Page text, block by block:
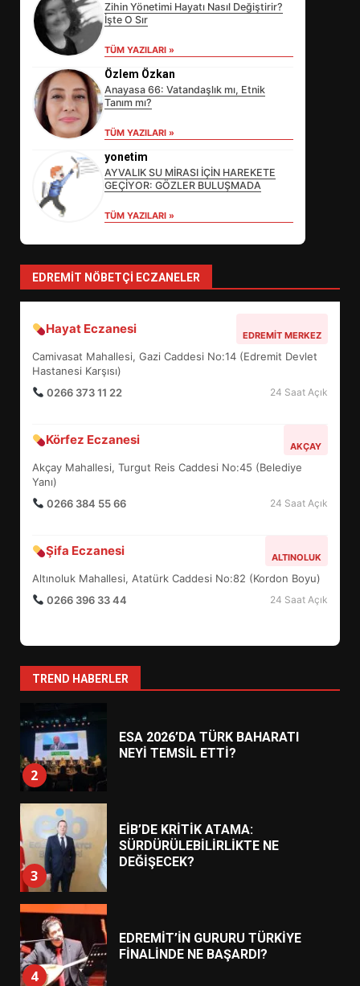
Zihin Yönetimi Hayatı Nasıl Değiştirir?
İşte O Sır
TÜM YAZILARI »
Özlem Özkan
Anayasa 66: Vatandaşlık mı, Etnik
Tanım mı?
TÜM YAZILARI »
yonetim
AYVALIK SU MİRASI İÇİN HAREKETE
GEÇİYOR: GÖZLER BULUŞMADA
TÜM YAZILARI »
EDREMIT NÖBETÇI ECZANELER
Hayat Eczanesi EDREMIT MERKEZ
Camivasat Mahallesi, Gazi Caddesi No:14 (Edremit Devlet
Hastanesi Karşısı)
0266 373 11 22
24 Saat Açık
Körfez Eczanesi AKÇAY
Akçay Mahallesi, Turgut Reis Caddesi No:45 (Belediye
Yanı)
0266 384 55 66
24 Saat Açık
Şifa Eczanesi ALTINOLUK
Altınoluk Mahallesi, Atatürk Caddesi No:82 (Kordon Boyu)
0266 396 33 44
24 Saat Açık
TREND HABERLER
SÜRDÜRÜLEBİLİRLİKTE NE
DEĞİŞECEK?
4
5
BALIKESİR MÜZELERİNDE SÜRE
UZATILDI: NE DEĞİŞTİ?
6
TURNUVASI KAYITLARI NEYİ
7
YENİ YÖNETİM NASIL
ŞEKİLLENDİ?
1
HAREKETE GEÇİYOR: GÖZLER
2
ESA 2026’DA TÜRK BAHARATI
NEYİ TEMSİL ETTİ?
3
EİB’DE KRİTİK ATAMA:
SÜRDÜRÜLEBİLİRLİKTE NE
DEĞİŞECEK?
4
EDREMİT’İN GURURU TÜRKİYE
FİNALİNDE NE BAŞARDI?